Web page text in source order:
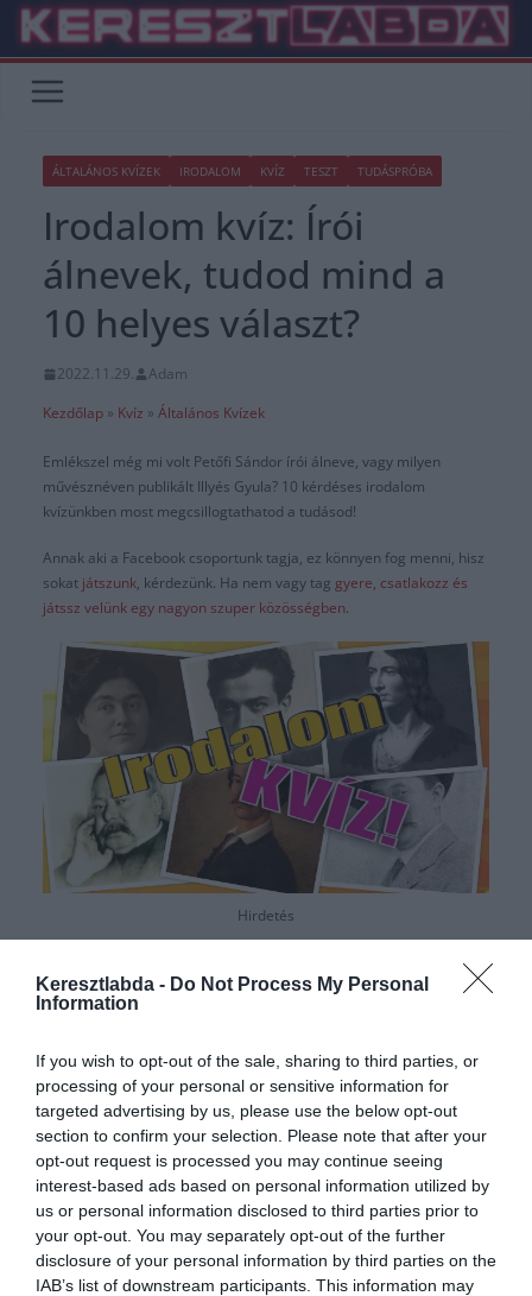
Keresztlabda - Do Not Process My Personal
Information
If you wish to opt-out of the sale, sharing to third parties, or
processing of your personal or sensitive information for
targeted advertising by us, please use the below opt-out
section to confirm your selection. Please note that after your
opt-out request is processed you may continue seeing
interest-based ads based on personal information utilized by
us or personal information disclosed to third parties prior to
your opt-out. You may separately opt-out of the further
disclosure of your personal information by third parties on the
IAB’s list of downstream participants. This information may
Skip
content
ÁLTALÁNOS KVÍZEK IRODALOM KVÍZ TESZT TUDÁSPRÓBA
Irodalom kvíz: Írói
álnevek, tudod mind a
10 helyes választ?
2022.11.29.
Adam
Kezdőlap » Kvíz » Általános Kvízek
Emlékszel még mi volt Petőfi Sándor írói álneve, vagy milyen
művésznéven publikált Illyés Gyula? 10 kérdéses irodalom
kvízünkben most megcsillogtathatod a tudásod!
Annak aki a Facebook csoportunk tagja, ez könnyen fog menni, hisz
sokat játszunk, kérdezünk. Ha nem vagy tag gyere, csatlakozz és
játssz velünk egy nagyon szuper közösségben.
Hirdetés
Készen állsz?